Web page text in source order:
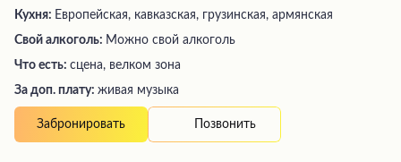
Кухня: Европейская, кавказская, грузинская, армянская
Свой алкоголь: Можно свой алкоголь
Что есть: сцена, велком зона
За доп. плату: живая музыка
Забронировать Позвонить